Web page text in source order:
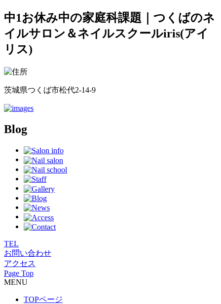
中1お休み中の家庭科課題｜つくばのネ
イルサロン＆ネイルスクールiris(アイ
リス)
茨城県つくば市松代2-14-9
Blog
TEL
お問い合わせ
アクセス
Page Top
MENU
TOPページ